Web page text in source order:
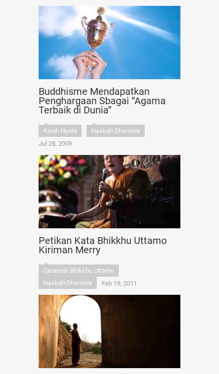
Buddhisme Mendapatkan
Penghargaan Sbagai “Agama
Terbaik di Dunia”
Kisah Nyata
Naskah Dhamma
Jul 28, 2009
Petikan Kata Bhikkhu Uttamo
Kiriman Merry
Ceramah Bhikkhu Uttamo
Naskah Dhamma
Feb 19, 2011